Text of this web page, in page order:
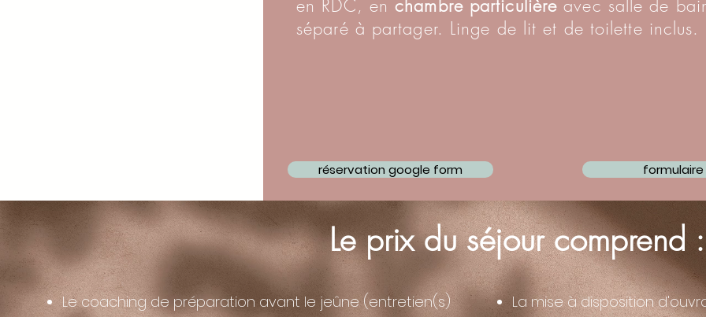
en RDC, en chambre particulièreavec salle de
séparé à partager. Linge de lit et de toilette inclus.
réservation google form
Le prix du séjour comprend :
Le coaching de préparation avant le jeûne (entretien(s)
La mise à disposition